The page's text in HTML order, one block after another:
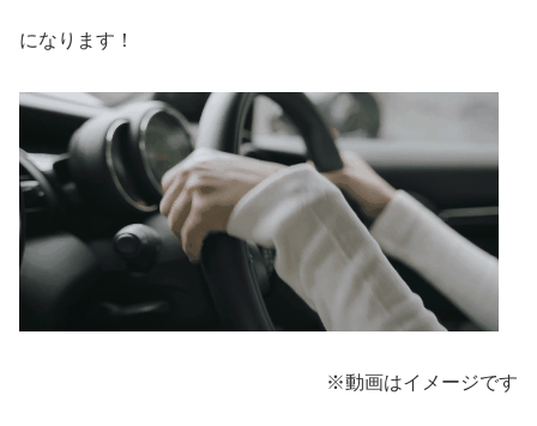
になります！
※動画はイメージです